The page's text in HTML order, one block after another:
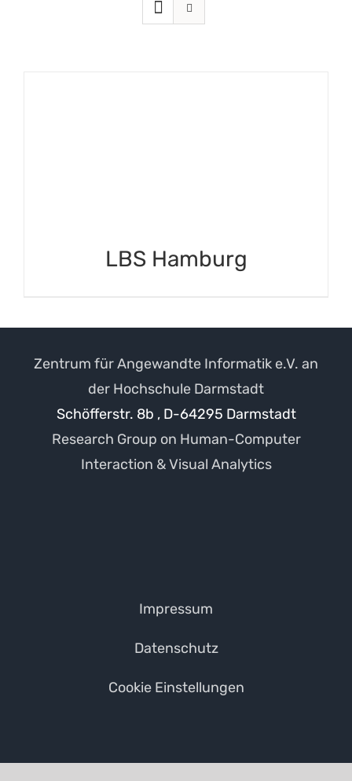
LBS Hamburg
Zentrum für Angewandte Informatik e.V. an
der Hochschule Darmstadt
Schöfferstr. 8b , D-64295 Darmstadt
Research Group on Human-Computer
Interaction & Visual Analytics
Impressum
Datenschutz
Cookie Einstellungen